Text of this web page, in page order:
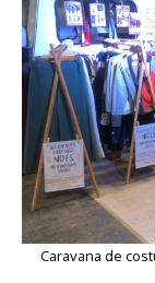
Caravana de